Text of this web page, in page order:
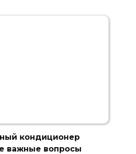
кондиционер
важные вопросы